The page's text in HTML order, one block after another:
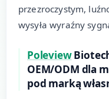
przezroczystym,
wysyła wyraźny
Poleview
OEM/ODM dla
pod marką